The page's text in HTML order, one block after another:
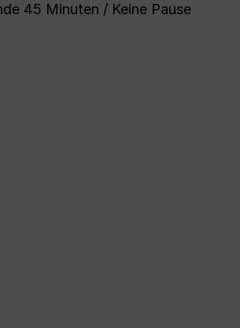
45 Minuten / Keine Pause